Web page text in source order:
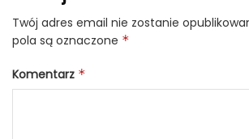
Twój adres email nie zostanie
pola są oznaczone *
Komentarz *